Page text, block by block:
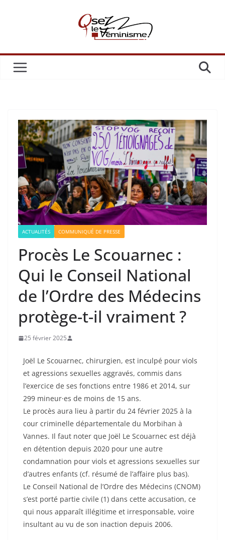
ACTUALITÉS COMMUNIQUÉ DE PRESSE
Procès Le Scouarnec :
Qui le Conseil National
de l’Ordre des Médecins
protège-t-il vraiment ?
25 février 2025
Joël Le Scouarnec, chirurgien, est inculpé pour viols
et agressions sexuelles aggravés, commis dans
l’exercice de ses fonctions entre 1986 et 2014, sur
299 mineur·es de moins de 15 ans.
Le procès aura lieu à partir du 24 février 2025 à la
cour criminelle départementale du Morbihan à
Vannes. Il faut noter que Joël Le Scouarnec est déjà
en détention depuis 2020 pour une autre
condamnation pour viols et agressions sexuelles sur
d’autres enfants (cf. résumé de l’affaire plus bas).
Le Conseil National de l’Ordre des Médecins (CNOM)
s’est porté partie civile (1) dans cette accusation, ce
qui nous apparaît illégitime et irresponsable, voire
insultant au vu de son inaction depuis 2006.